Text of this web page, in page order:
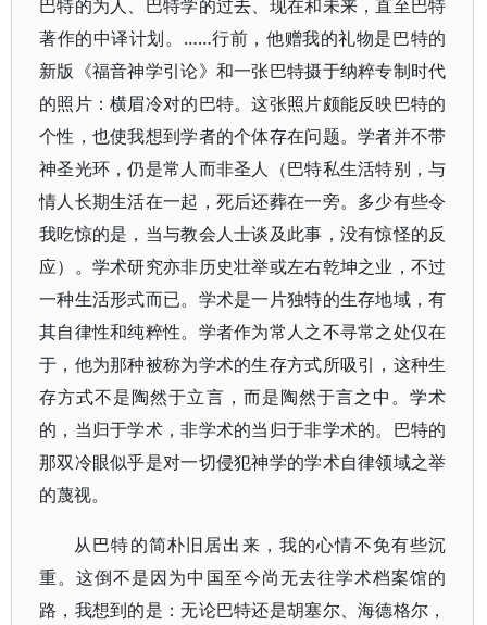
巴特的为人、巴特学的过去、现在和未来，直至巴特
著作的中译计划。……行前，他赠我的礼物是巴特的
新版《福音神学引论》和一张巴特摄于纳粹专制时代
的照片：横眉冷对的巴特。这张照片颇能反映巴特的
个性，也使我想到学者的个体存在问题。学者并不带
神圣光环，仍是常人而非圣人（巴特私生活特别，与
情人长期生活在一起，死后还葬在一旁。多少有些令
我吃惊的是，当与教会人士谈及此事，没有惊怪的反
应）。学术研究亦非历史壮举或左右乾坤之业，不过
一种生活形式而已。学术是一片独特的生存地域，有
其自律性和纯粹性。学者作为常人之不寻常之处仅在
于，他为那种被称为学术的生存方式所吸引，这种生
存方式不是陶然于立言，而是陶然于言之中。学术
的，当归于学术，非学术的当归于非学术的。巴特的
那双冷眼似乎是对一切侵犯神学的学术自律领域之举
的蔑视。
从巴特的简朴旧居出来，我的心情不免有些沉
重。这倒不是因为中国至今尚无去往学术档案馆的
路，我想到的是：无论巴特还是胡塞尔、海德格尔，